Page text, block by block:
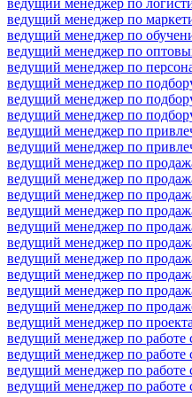
ведущий менеджер по
ведущий менеджер по
ведущий менеджер по
ведущий менеджер по
ведущий менеджер по
ведущий менеджер по
ведущий менеджер по
ведущий менеджер по
ведущий менеджер по
ведущий менеджер по
ведущий менеджер по
ведущий менеджер по
ведущий менеджер по
ведущий менеджер по
ведущий менеджер по
ведущий менеджер по
ведущий менеджер по
ведущий менеджер по
ведущий менеджер по
ведущий менеджер по
ведущий менеджер по работе
ведущий менеджер по работе
ведущий менеджер по
ведущий менеджер по